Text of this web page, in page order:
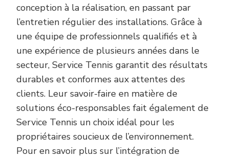
conception à la réalisation, en passant par
l’entretien régulier des installations. Grâce à
une équipe de professionnels qualifiés et à
une expérience de plusieurs années dans le
secteur, Service Tennis garantit des résultats
durables et conformes aux attentes des
clients. Leur savoir-faire en matière de
solutions éco-responsables fait également de
Service Tennis un choix idéal pour les
propriétaires soucieux de l’environnement.
Pour en savoir plus sur l’intégration de